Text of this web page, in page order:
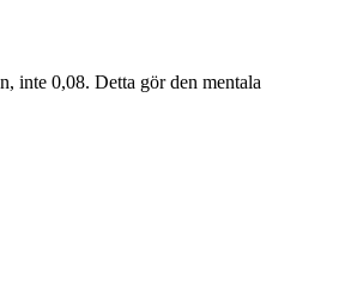
inte 0,08. Detta gör den mentala